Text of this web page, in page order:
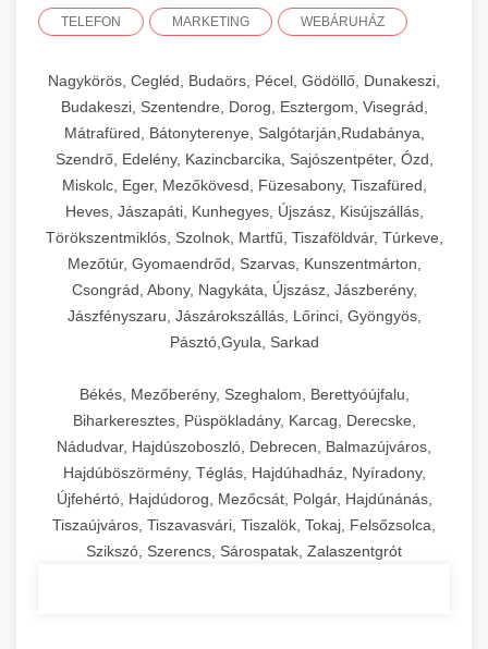
TELEFON MARKETING WEBÁRUHÁZ
Nagykörös, Cegléd, Budaörs, Pécel, Gödöllő, Dunakeszi,
Budakeszi, Szentendre, Dorog, Esztergom, Visegrád,
Mátrafüred, Bátonyterenye, Salgótarján,Rudabánya,
Szendrő, Edelény, Kazincbarcika, Sajószentpéter, Ózd,
Miskolc, Eger, Mezőkövesd, Füzesabony, Tiszafüred,
Heves, Jászapáti, Kunhegyes, Újszász, Kisújszállás,
Törökszentmiklós, Szolnok, Martfű, Tiszaföldvár, Túrkeve,
Mezőtúr, Gyomaendrőd, Szarvas, Kunszentmárton,
Csongrád, Abony, Nagykáta, Újszász, Jászberény,
Jászfényszaru, Jászárokszállás, Lőrinci, Gyöngyös,
Pásztó,Gyula, Sarkad
Békés, Mezőberény, Szeghalom, Berettyóújfalu,
Biharkeresztes, Püspökladány, Karcag, Derecske,
Nádudvar, Hajdúszoboszló, Debrecen, Balmazújváros,
Hajdúböszörmény, Téglás, Hajdúhadház, Nyíradony,
Újfehértó, Hajdúdorog, Mezőcsát, Polgár, Hajdúnánás,
Tiszaújváros, Tiszavasvári, Tiszalök, Tokaj, Felsőzsolca,
Szikszó, Szerencs, Sárospatak, Zalaszentgrót